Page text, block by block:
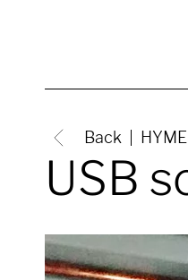
Back
USB